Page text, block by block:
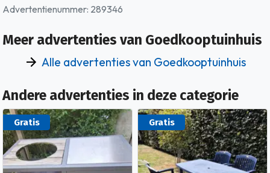
Advertentienummer: 289346
Meer advertenties van Goedkooptuinhuis
Alle advertenties van Goedkooptuinhuis
Andere advertenties in deze categorie
Gratis Gratis